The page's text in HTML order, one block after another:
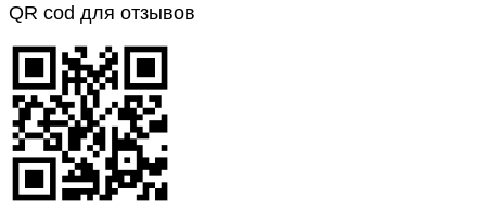
QR cod для отзывов